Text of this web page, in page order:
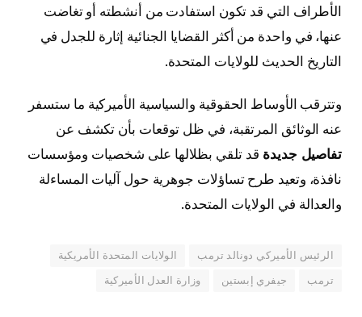
الأطراف التي قد تكون استفادت من أنشطته أو تغاضت
عنها، في واحدة من أكثر القضايا الجنائية إثارة للجدل في
التاريخ الحديث للولايات المتحدة.
وتترقب الأوساط الحقوقية والسياسية الأميركية ما ستسفر
عنه الوثائق المرتقبة، في ظل توقعات بأن تكشف عن
تفاصيل جديدة قد تلقي بظلالها على شخصيات ومؤسسات
نافذة، وتعيد طرح تساؤلات جوهرية حول آليات المساءلة
والعدالة في الولايات المتحدة.
الرئيس الأميركي دونالد ترمب الولايات المتحدة الأمريكية
ترمب جيفري إبستين وزارة العدل الأميركية